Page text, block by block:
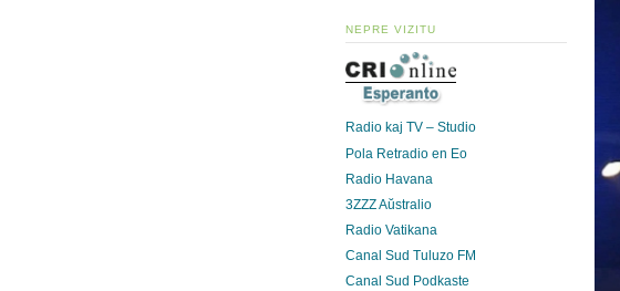
NEPRE VIZITU
Radio kaj TV – Studio
Pola Retradio en Eo
Radio Havana
3ZZZ Aŭstralio
Radio Vatikana
Canal Sud Tuluzo FM
Canal Sud Podkaste